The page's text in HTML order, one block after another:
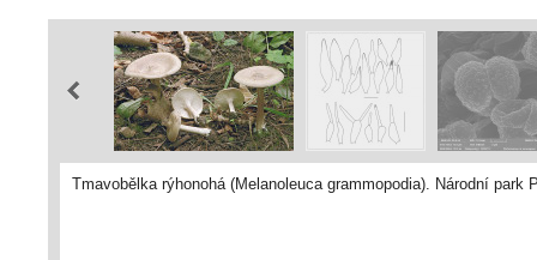
Tmavobělka rýhonohá (Melanoleuca grammopodia). Národní